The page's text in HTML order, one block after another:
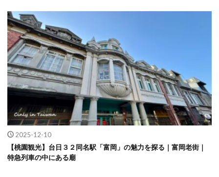
2025-12-10
【桃園観光】台日３２同名駅「富岡」の魅力を探る｜富岡老街｜
特急列車の中にある廟